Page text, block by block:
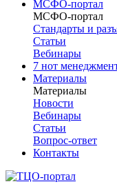
МСФО-портал
МСФО-портал
Стандарты и
Статьи
Вебинары
7 нот
Материалы
Материалы
Новости
Вебинары
Статьи
Вопрос-ответ
Контакты